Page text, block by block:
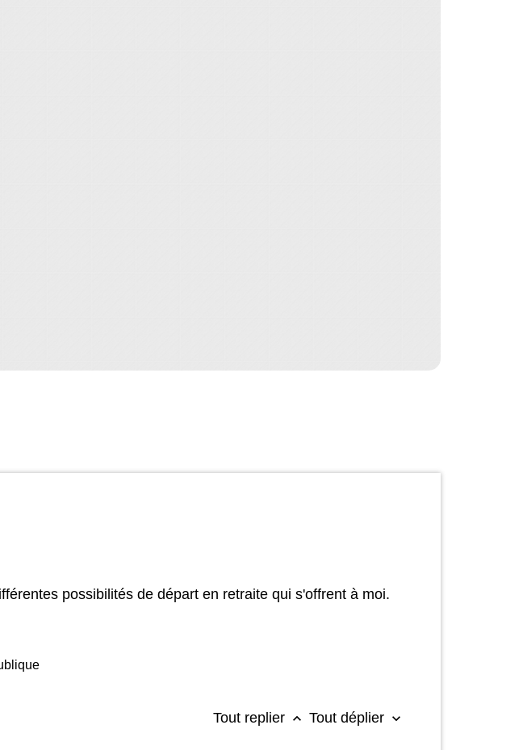
possibilités de départ en retraite qui s'offrent à moi.
Tout replier keyboard_arrow_up Tout déplier keyboard_arrow_down